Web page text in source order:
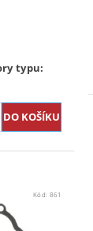
typu:
Kód: 861